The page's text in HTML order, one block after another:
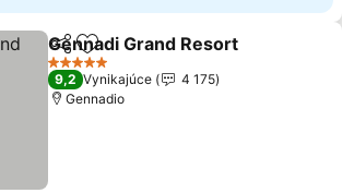
ZdieľaťPridať do obľúbených
Gennadi Grand Resort
5 Počet hviezdičiek
9,2 Vynikajúce
4 175
Gennadio